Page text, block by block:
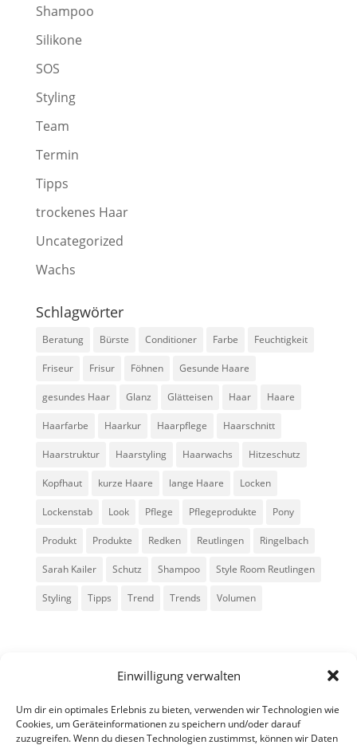
Einwilligung verwalten
Um dir ein optimales Erlebnis zu bieten, verwenden wir Technologien wie
Cookies, um Geräteinformationen zu speichern und/oder darauf
zuzugreifen. Wenn du diesen Technologien zustimmst, können wir Daten
Shampoo
Silikone
SOS
Styling
Team
Termin
Tipps
trockenes Haar
Uncategorized
Wachs
Schlagwörter
Beratung Bürste Conditioner Farbe Feuchtigkeit
Friseur Frisur Föhnen Gesunde Haare
gesundes Haar Glanz Glätteisen Haar Haare
Haarfarbe Haarkur Haarpflege Haarschnitt
Haarstruktur Haarstyling Haarwachs Hitzeschutz
Kopfhaut kurze Haare lange Haare Locken
Lockenstab Look Pflege Pflegeprodukte Pony
Produkt Produkte Redken Reutlingen Ringelbach
Sarah Kailer Schutz Shampoo Style Room Reutlingen
Styling Tipps Trend Trends Volumen